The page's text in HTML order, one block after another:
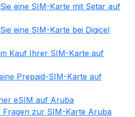
eine SIM-Karte mit Setar auf
eine SIM-Karte bei Digicel
Kauf Ihrer SIM-Karte auf
Prepaid-SIM-Karte auf
eSIM auf Aruba
Fragen zur SIM-Karte Aruba